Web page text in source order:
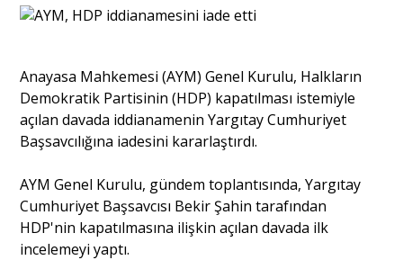
Ekonomi
Yorum - Analiz
Anayasa Mahkemesi (AYM) Genel Kurulu, Halkların
Demokratik Partisinin (HDP) kapatılması istemiyle
açılan davada iddianamenin Yargıtay Cumhuriyet
Başsavcılığına iadesini kararlaştırdı.
AYM Genel Kurulu, gündem toplantısında, Yargıtay
Cumhuriyet Başsavcısı Bekir Şahin tarafından
HDP'nin kapatılmasına ilişkin açılan davada ilk
incelemeyi yaptı.